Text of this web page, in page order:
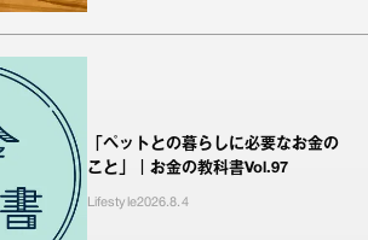
「ペットとの暮らしに必要なお金の
こと」｜お金の教科書Vol.97
Lifestyle2026.8.4